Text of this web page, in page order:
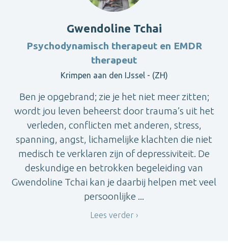
Gwendoline Tchai
Psychodynamisch therapeut en EMDR
therapeut
Krimpen aan den IJssel - (ZH)
Ben je opgebrand; zie je het niet meer zitten;
wordt jou leven beheerst door trauma’s uit het
verleden, conflicten met anderen, stress,
spanning, angst, lichamelijke klachten die niet
medisch te verklaren zijn of depressiviteit. De
deskundige en betrokken begeleiding van
Gwendoline Tchai kan je daarbij helpen met veel
persoonlijke ...
Lees verder